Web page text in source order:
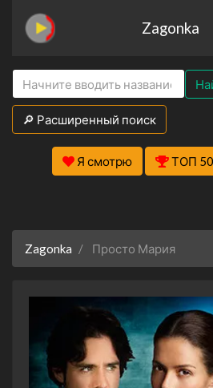
Zagonka
🔎 Расширенный поиск
Я смотрю ТОП 50
Zagonka Просто Мария